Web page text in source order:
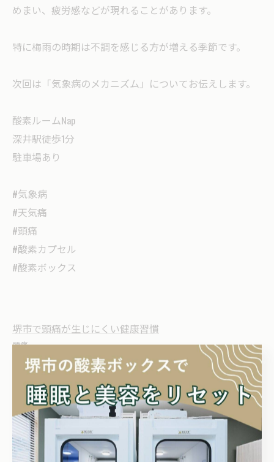
めまい、疲労感などが現れることがあります。
特に梅雨の時期は不調を感じる方が増える季節です。
次回は「気象病のメカニズム」についてお伝えします。
酸素ルームNap
深井駅徒歩1分
駐車場あり
#気象病
#天気痛
#頭痛
#酸素カプセル
#酸素ボックス
堺市で頭痛が生じにくい健康習慣
頭痛
< 前のページ 一覧に戻る 次のページ >
関連タグ